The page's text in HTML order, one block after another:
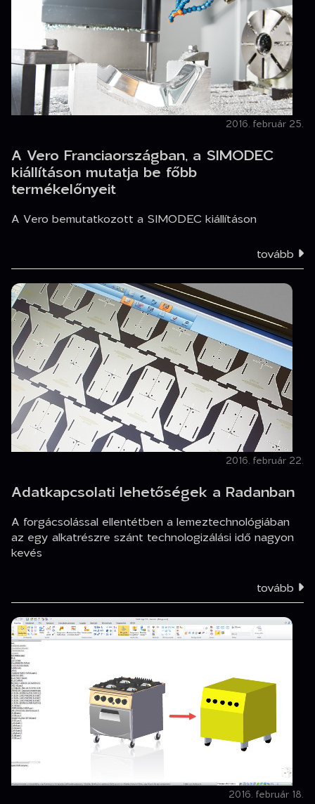
2016. február 25.
A Vero Franciaországban, a SIMODEC
kiállításon mutatja be főbb
termékelőnyeit
A Vero bemutatkozott a SIMODEC kiállításon
tovább
2016. február 22.
Adatkapcsolati lehetőségek a Radanban
A forgácsolással ellentétben a lemeztechnológiában
az egy alkatrészre szánt technologizálási idő nagyon
kevés
tovább
2016. február 18.